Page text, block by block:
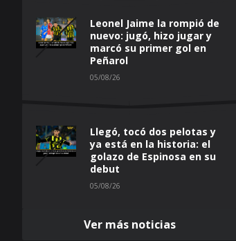
Leonel Jaime la rompió de
nuevo: jugó, hizo jugar y
marcó su primer gol en
Peñarol
05/08/26
Llegó, tocó dos pelotas y
ya está en la historia: el
golazo de Espinosa en su
debut
05/08/26
Ver más noticias